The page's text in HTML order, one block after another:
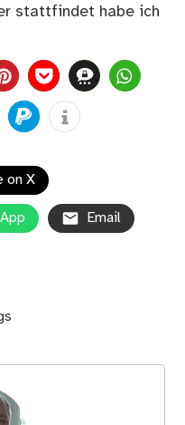
stattfindet habe ich
0
on X
Email